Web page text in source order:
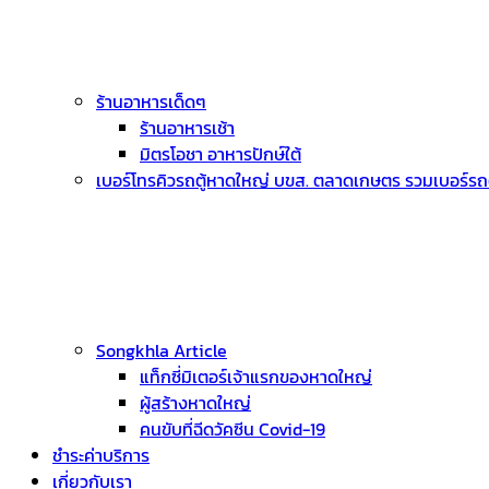
ร้านอาหารเด็ดๆ
ร้านอาหารเช้า
มิตรโอชา อาหารปักษ์ใต้
เบอร์โทรคิวรถตู้หาดใหญ่ บขส. ตลาดเกษตร รวมเบอร์ร
Songkhla Article
แท็กซี่มิเตอร์เจ้าแรกของหาดใหญ่
ผู้สร้างหาดใหญ่
คนขับที่ฉีดวัคซีน Covid-19
ชำระค่าบริการ
เกี่ยวกับเรา